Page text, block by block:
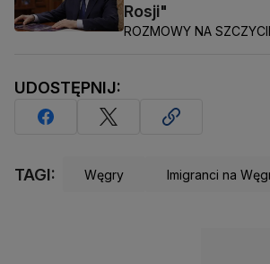
Rosji"
ROZMOWY NA
UDOSTĘPNIJ:
TAGI: Węgry Imigranci na